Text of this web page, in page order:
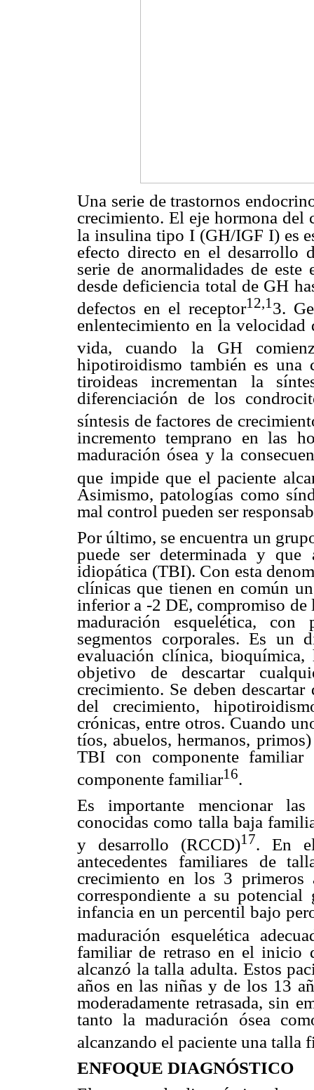
Una serie de trastornos
crecimiento. El eje hormona
la insulina tipo I (GH/IGF I) es
efecto directo en el desarrollo
serie de anormalidades de
desde deficiencia total de GH
defectos en el receptor12,1 3.
enlentecimiento en la velocidad
vida, cuando la GH
hipotiroidismo también es una
tiroideas incrementan la
diferenciación de los
síntesis de factores de
incremento temprano en las
maduración ósea y la
que impide que el paciente
Asimismo, patologías como
mal control pueden ser
Por último, se encuentra un
puede ser determinada y que
idiopática (TBI). Con esta
clínicas que tienen en común
inferior a -2 DE, compromiso de
maduración esquelética,
segmentos corporales. Es un
evaluación clínica,
objetivo de descartar
crecimiento. Se deben
del crecimiento,
crónicas, entre otros. Cuando
tíos, abuelos, hermanos,
TBI con componente
componente familiar16.
Es importante mencionar
conocidas como talla baja
y desarrollo (RCCD)17. En
antecedentes familiares de
crecimiento en los 3
correspondiente a su potencial
infancia en un percentil bajo
maduración esquelética
familiar de retraso en el inicio
alcanzó la talla adulta. Estos
años en las niñas y de los 13
moderadamente retrasada, sin
tanto la maduración ósea
alcanzando el paciente una talla
ENFOQUE DIAGNÓSTICO